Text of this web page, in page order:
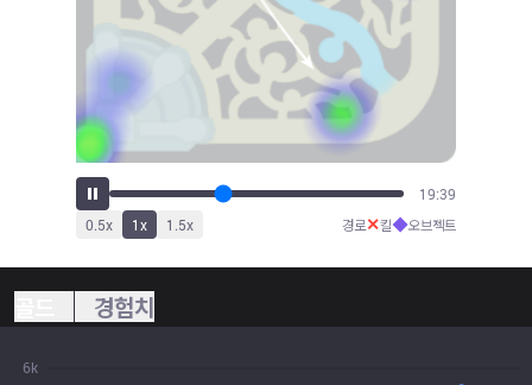
21:47
0.5x 1x 1.5x 경로✕킬◆오브젝트
경험치
6k